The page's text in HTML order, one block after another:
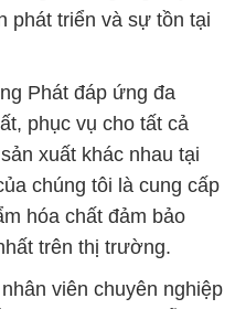
phát triển và sự tồn tại
Phát đáp ứng đa
phục vụ cho tất cả
xuất khác nhau tại
chúng tôi là cung cấp
hóa chất đảm bảo
trên thị trường.
viên chuyên nghiệp